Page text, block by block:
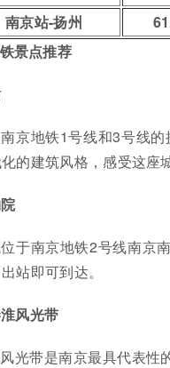
南京站-扬州
景点推荐
京地铁1号线和3号线
的建筑风格，感受这座
于南京地铁2号线南京
站即可到达。
风光带
光带是南京最具代表性